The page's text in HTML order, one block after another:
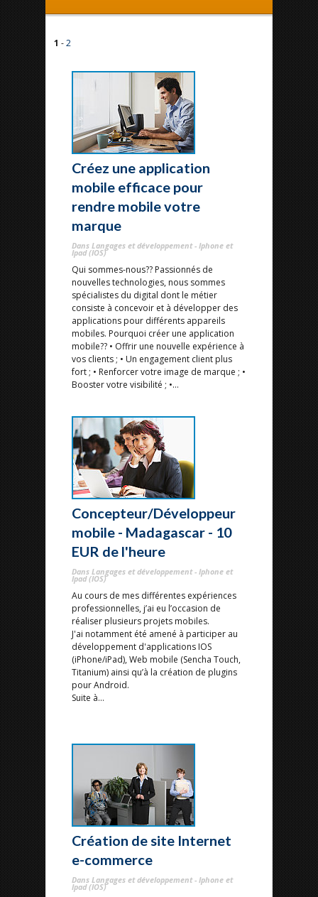
1 -2
Créez une application
mobile efficace pour
rendre mobile votre
marque
Dans Langages et développement - Iphone et
Ipad (IOS)
Qui sommes-nous?? Passionnés de
nouvelles technologies, nous sommes
spécialistes du digital dont le métier
consiste à concevoir et à développer des
applications pour différents appareils
mobiles. Pourquoi créer une application
mobile?? • Offrir une nouvelle expérience à
vos clients ; • Un engagement client plus
fort ; • Renforcer votre image de marque ; •
Booster votre visibilité ; •...
Concepteur/Développeur
mobile - Madagascar - 10
EUR de l'heure
Dans Langages et développement - Iphone et
Ipad (IOS)
Au cours de mes différentes expériences
professionnelles, j’ai eu l’occasion de
réaliser plusieurs projets mobiles.
J'ai notamment été amené à participer au
développement d'applications IOS
(iPhone/iPad), Web mobile (Sencha Touch,
Titanium) ainsi qu’à la création de plugins
pour Android.
Suite à...
Création de site Internet
e-commerce
Dans Langages et développement - Iphone et
Ipad (IOS)